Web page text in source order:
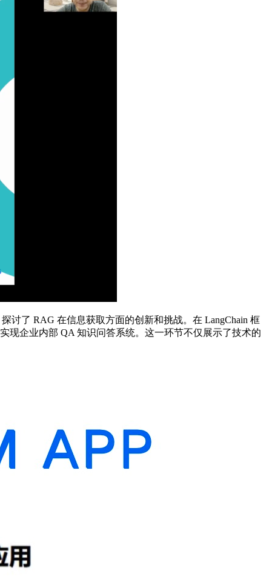
讨了 RAG 在信息获取方面的创新和挑战。在 LangChain 框
现企业内部 QA 知识问答系统。这一环节不仅展示了技术的